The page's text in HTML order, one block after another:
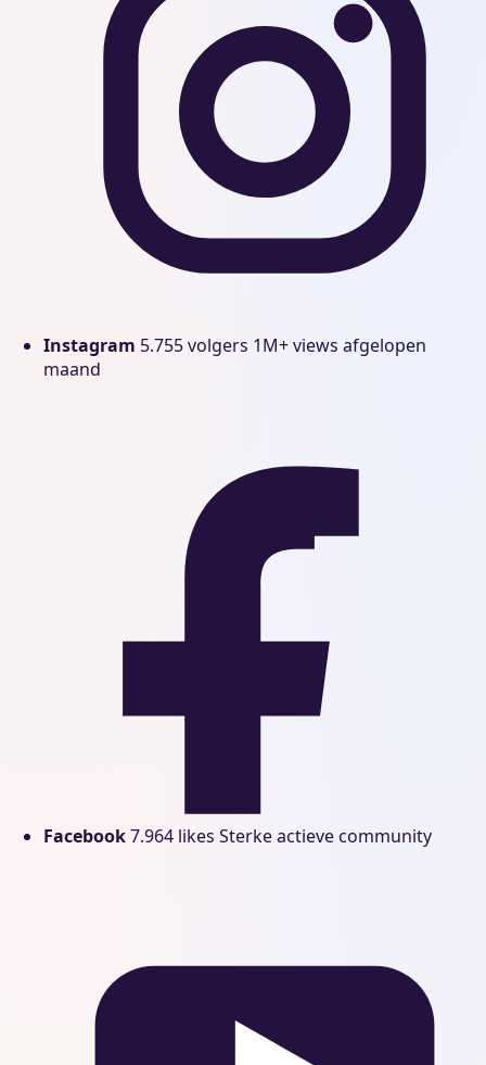
Instagram 5.755 volgers 1M+ views afgelopen
maand
Facebook7.964 likes Sterke actieve community